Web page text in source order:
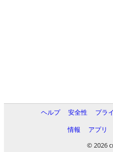
ヘルプ 安全性 プラ
情報
アプリ
© 2026